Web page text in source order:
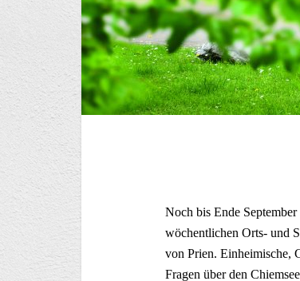
Noch bis Ende
wöchentlichen Orts- und
von Prien. Einheimische,
Fragen über den